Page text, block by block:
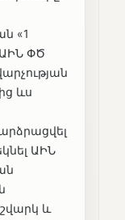
«1
ԱԻՆ ՓԾ
ևս
ԱԻՆ
և